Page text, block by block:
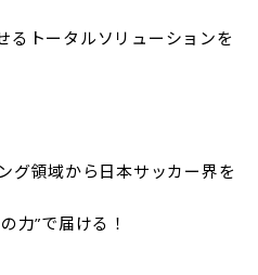
るトータルソリューションを
グ領域から日本サッカー界を
力”で届ける！